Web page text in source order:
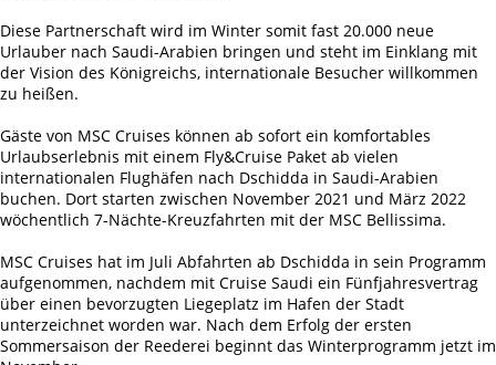
Diese Partnerschaft wird im Winter somit fast 20.000 neue
Urlauber nach Saudi-Arabien bringen und steht im Einklang mit
der Vision des Königreichs, internationale Besucher willkommen
zu heißen.
Gäste von MSC Cruises können ab sofort ein komfortables
Urlaubserlebnis mit einem Fly&Cruise Paket ab vielen
internationalen Flughäfen nach Dschidda in Saudi-Arabien
buchen. Dort starten zwischen November 2021 und März 2022
wöchentlich 7-Nächte-Kreuzfahrten mit der MSC Bellissima.
MSC Cruises hat im Juli Abfahrten ab Dschidda in sein Programm
aufgenommen, nachdem mit Cruise Saudi ein Fünfjahresvertrag
über einen bevorzugten Liegeplatz im Hafen der Stadt
unterzeichnet worden war. Nach dem Erfolg der ersten
Sommersaison der Reederei beginnt das Winterprogramm jetzt im